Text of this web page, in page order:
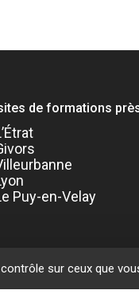
de formations
Puy-en-Velay
sur ceux que